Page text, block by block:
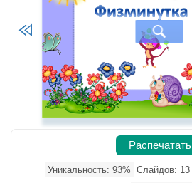
Распечатать
Уникальность: 93% Слайдов: 13